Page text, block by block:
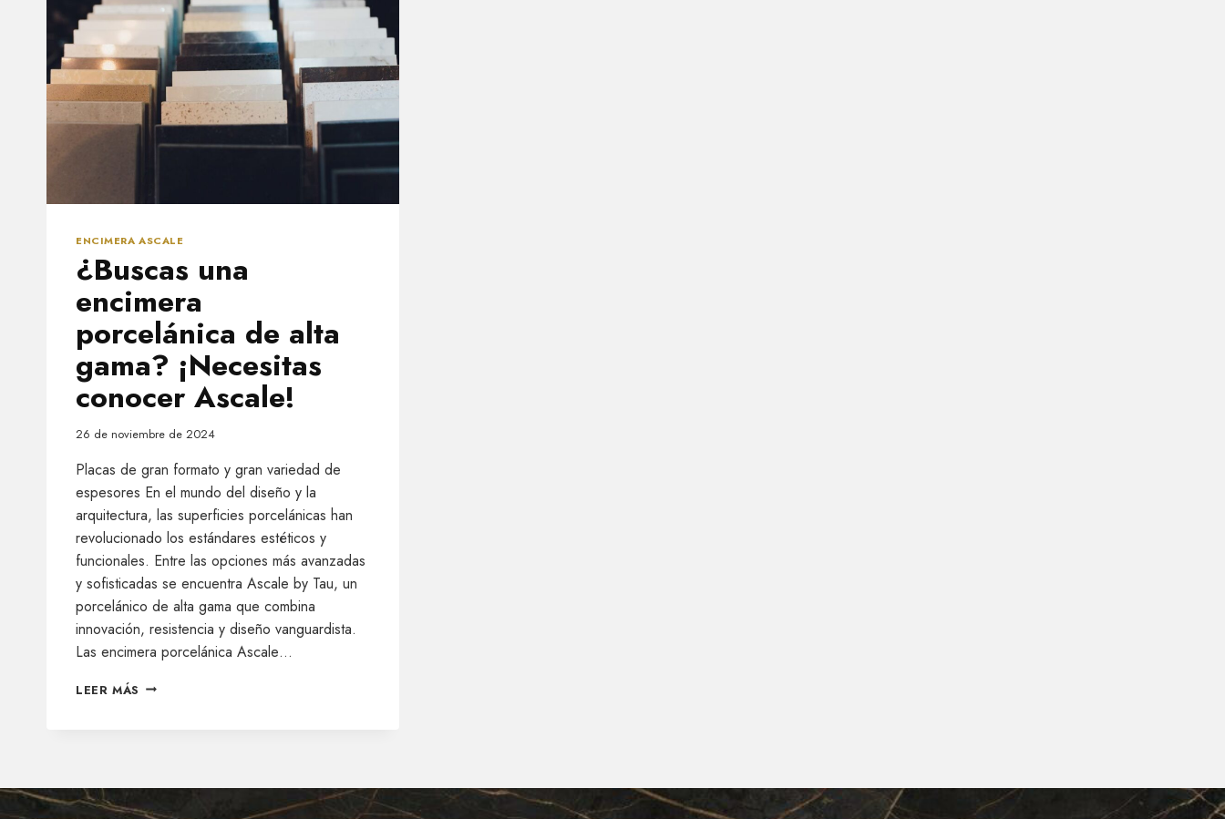
ENCIMERA ASCALE
¿Buscas una
encimera
porcelánica de alta
gama? ¡Necesitas
conocer Ascale!
26 de noviembre de 2024
Placas de gran formato y gran variedad de
espesores En el mundo del diseño y la
arquitectura, las superficies porcelánicas han
revolucionado los estándares estéticos y
funcionales. Entre las opciones más avanzadas
y sofisticadas se encuentra Ascale by Tau, un
porcelánico de alta gama que combina
innovación, resistencia y diseño vanguardista.
Las encimera porcelánica Ascale…
LEER MÁS ¿BUSCAS
¡NECESITAS